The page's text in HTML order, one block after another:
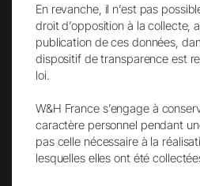
Envoi
En revanche, il n’est pas
droit d’opposition à la collecte,
publication de ces données,
dispositif de transparence est
loi.
W&H France s’engage à
caractère personnel pendant
pas celle nécessaire à la
lesquelles elles ont été